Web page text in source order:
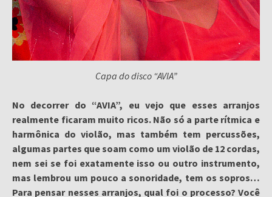
Capa do disco “AVIA”
No decorrer do “AVIA”, eu vejo que esses arranjos
realmente ficaram muito ricos. Não só a parte rítmica e
harmônica do violão, mas também tem percussões,
algumas partes que soam como um violão de 12 cordas,
nem sei se foi exatamente isso ou outro instrumento,
mas lembrou um pouco a sonoridade, tem os sopros…
Para pensar nesses arranjos, qual foi o processo? Você